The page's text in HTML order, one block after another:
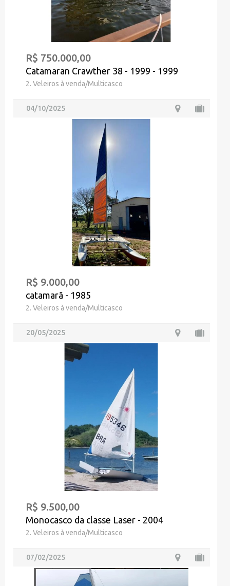
R$ 750.000,00
Catamaran Crawther 38 - 1999 - 1999
2. Veleiros à venda/Multicasco
04/10/2025
R$ 9.000,00
catamarã - 1985
2. Veleiros à venda/Multicasco
20/05/2025
R$ 9.500,00
Monocasco da classe Laser - 2004
2. Veleiros à venda/Multicasco
07/02/2025